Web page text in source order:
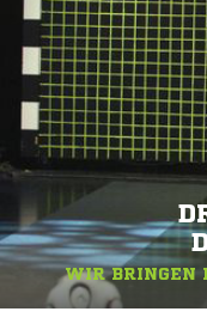
WIR BRINGEN